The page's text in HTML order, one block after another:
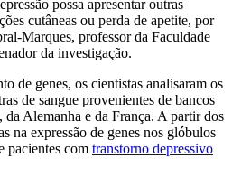
possa apresentar outras
cutâneas ou perda de apetite, por
Marques, professor da Faculdade
da investigação.
de genes, os cientistas analisaram os
de sangue provenientes de bancos
Alemanha e da França. A partir dos
na expressão de genes nos glóbulos
pacientes com transtorno depressivo